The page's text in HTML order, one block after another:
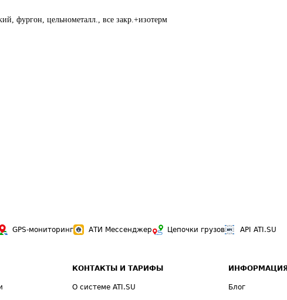
фургон, цельнометалл., все закр.+изотерм
GPS-мониторинг АТИ Мессенджер Цепочки грузов API ATI.SU
КОНТАКТЫ И ТАРИФЫ
О системе ATI.SU
ИНФОРМАЦИЯ
Блог